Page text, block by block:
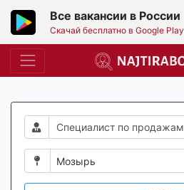
Все вакансии в России
Скачай бесплатно в Google Play
Мозырь